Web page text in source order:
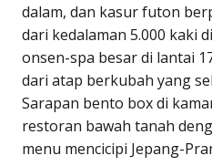
dalam, dan kasur futon
dari kedalaman 5.000 kaki
onsen-spa besar di lantai
dari atap berkubah yang
Sarapan bento box di
restoran bawah tanah
menu mencicipi Jepang-